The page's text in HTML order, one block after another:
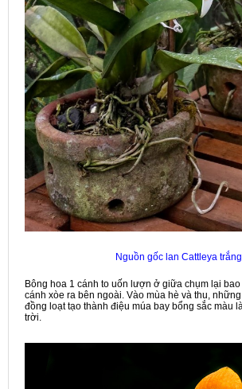
Nguồn gốc lan Cattleya trắng
Bông hoa 1 cánh to uốn lượn ở giữa chụm lại
cánh xòe ra bên ngoài. Vào mùa hè và thu,
đồng loạt tạo thành điệu múa bay bổng sắc màu
trời.